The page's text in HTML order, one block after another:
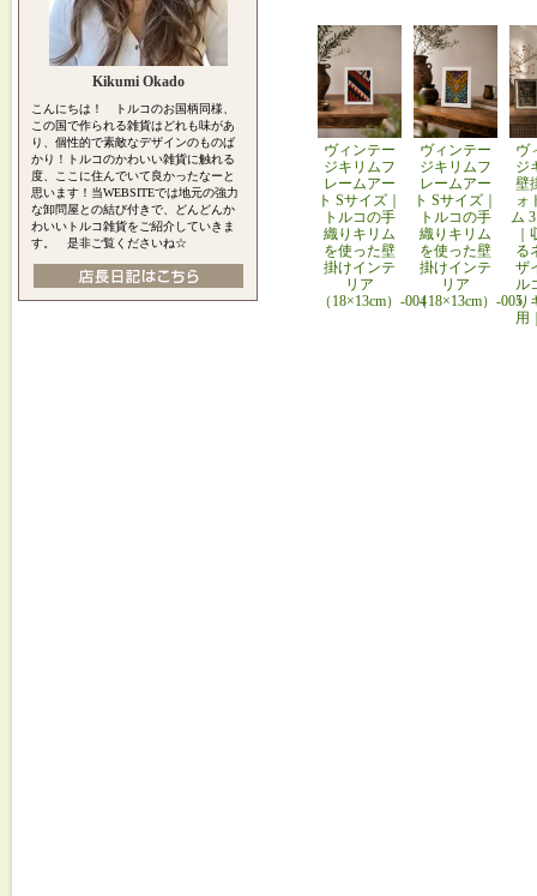
Kikumi Okado
こんにちは！ トルコのお国柄同様、
この国で作られる雑貨はどれも味があ
り、個性的で素敵なデザインのものば
かり！トルコのかわいい雑貨に触れる
度、ここに住んでいて良かったなーと
思います！当WEBSITEでは地元の強力
な卸問屋との結び付きで、どんどんか
わいいトルコ雑貨をご紹介していきま
す。 是非ご覧くださいね☆
ヴィンテー
ジキリムフ
レームアー
ト Sサイズ｜
トルコの手
織りキリム
を使った壁
掛けインテ
リア
（18×13cm）-004
ヴィンテー
ジキリムフ
レームアー
ト Sサイズ｜
トルコの手
織りキリム
を使った壁
掛けインテ
リア
（18×13cm）-005
ヴ
ジ
壁
ォ
ム
る
ザ
ル
り
用